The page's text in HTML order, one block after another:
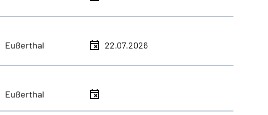
Eußerthal 22.07.2026
Eußerthal